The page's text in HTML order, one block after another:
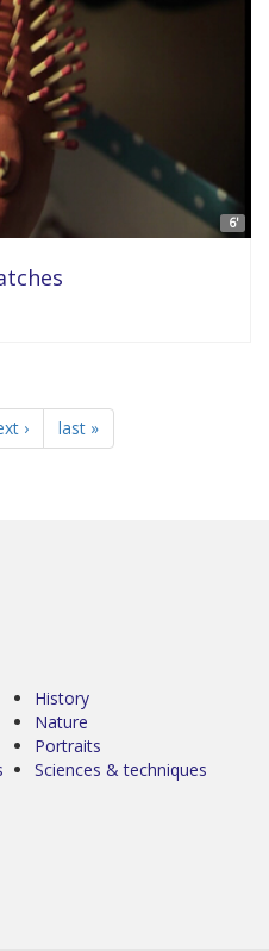
6'
› last »
History
Nature
Portraits
Sciences & techniques